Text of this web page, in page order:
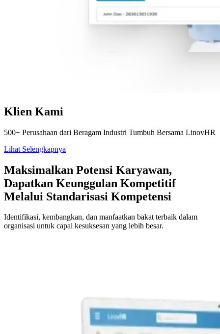
Klien Kami
500+ Perusahaan dari Beragam Industri Tumbuh Bersama LinovHR
Lihat Selengkapnya
Maksimalkan Potensi Karyawan,
Dapatkan Keunggulan Kompetitif
Melalui Standarisasi Kompetensi
Identifikasi, kembangkan, dan manfaatkan bakat terbaik dalam
organisasi untuk capai kesuksesan yang lebih besar.